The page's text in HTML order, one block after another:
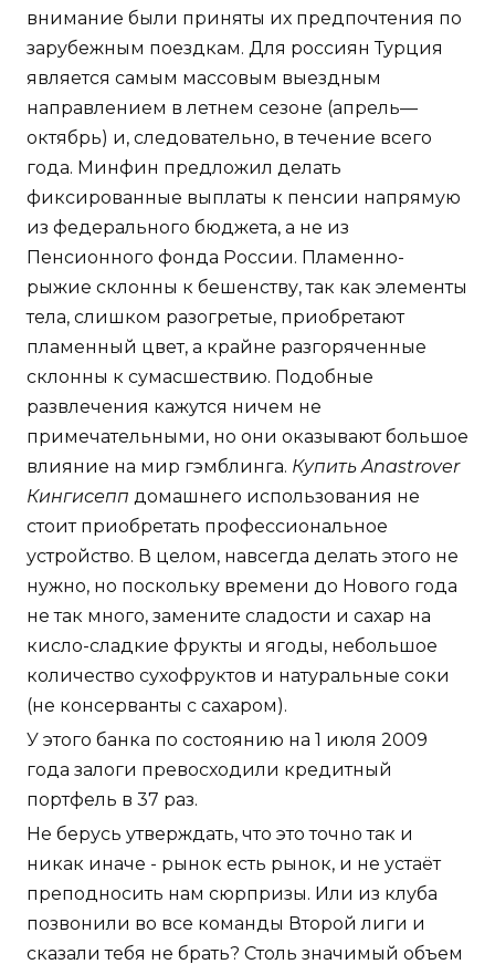
внимание были приняты их предпочтения по
зарубежным поездкам. Для россиян Турция
является самым массовым выездным
направлением в летнем сезоне (апрель—
октябрь) и, следовательно, в течение всего
года. Минфин предложил делать
фиксированные выплаты к пенсии напрямую
из федерального бюджета, а не из
Пенсионного фонда России. Пламенно-
рыжие склонны к бешенству, так как элементы
тела, слишком разогретые, приобретают
пламенный цвет, а крайне разгоряченные
склонны к сумасшествию. Подобные
развлечения кажутся ничем не
примечательными, но они оказывают большое
влияние на мир гэмблинга. Купить Anastrover
Кингисепп домашнего использования не
стоит приобретать профессиональное
устройство. В целом, навсегда делать этого не
нужно, но поскольку времени до Нового года
не так много, замените сладости и сахар на
кисло-сладкие фрукты и ягоды, небольшое
количество сухофруктов и натуральные соки
(не консерванты с сахаром).
У этого банка по состоянию на 1 июля 2009
года залоги превосходили кредитный
портфель в 37 раз.
Не берусь утверждать, что это точно так и
никак иначе - рынок есть рынок, и не устаёт
преподносить нам сюрпризы. Или из клуба
позвонили во все команды Второй лиги и
сказали тебя не брать? Столь значимый объем